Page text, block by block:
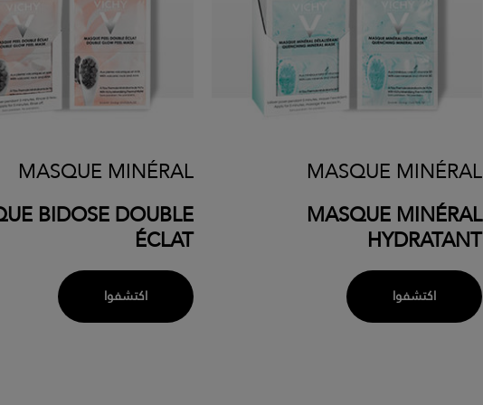
MASQUE MINÉRAL
MASQUE MINÉRAL
HYDRATANT
اكتشفوا
MASQUE MINÉRAL
BIDOSE DOUBLE
ÉCLAT
اكتشفوا